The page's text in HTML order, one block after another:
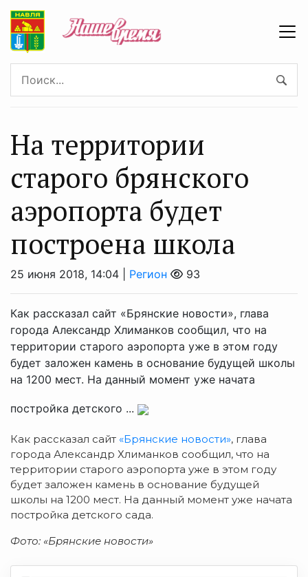
На территории
старого брянского
аэропорта будет
построена школа
25 июня 2018, 14:04 | Регион 93
Как рассказал сайт «Брянские новости», глава
города Александр Хлиманков сообщил, что на
территории старого аэропорта уже в этом году
будет заложен камень в основание будущей школы
на 1200 мест. На данный момент уже начата
постройка детского ...
Как рассказал сайт «Брянские новости», глава
города Александр Хлиманков сообщил, что на
территории старого аэропорта уже в этом году
будет заложен камень в основание будущей
школы на 1200 мест. На данный момент уже начата
постройка детского сада.
Фото: «Брянские новости»